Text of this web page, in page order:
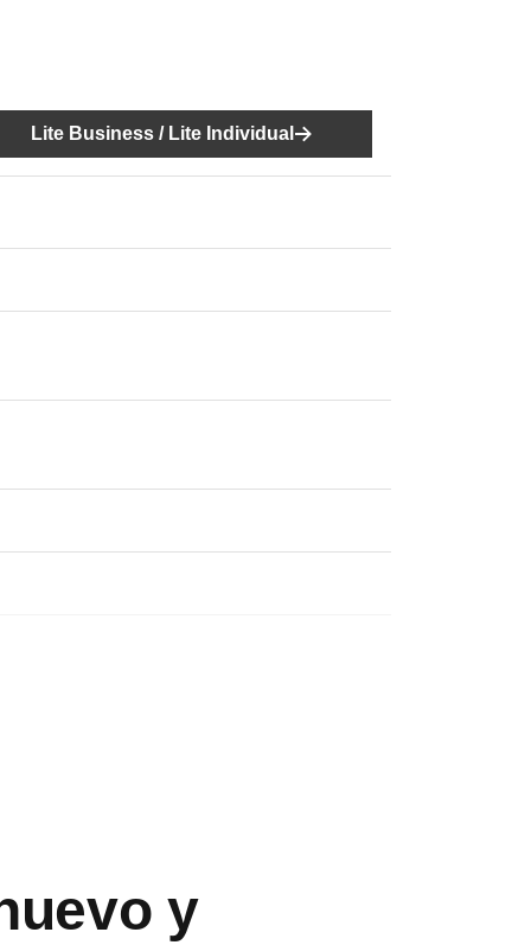
Lite Business / Lite Individual
y